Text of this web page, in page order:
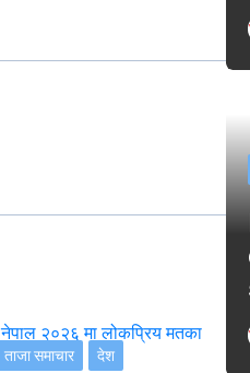
ताजा समाचार देश